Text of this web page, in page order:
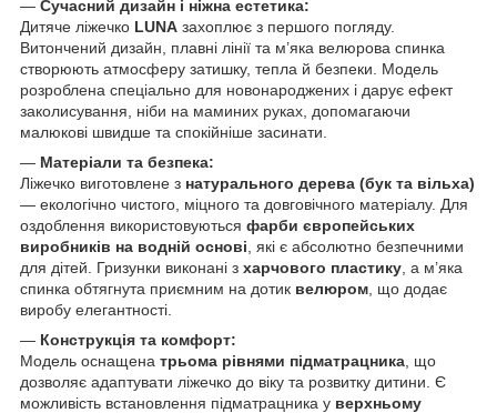
— Сучасний дизайн і ніжна естетика:
Дитяче ліжечко LUNA захоплює з першого погляду.
Витончений дизайн, плавні лінії та м’яка велюрова спинка
створюють атмосферу затишку, тепла й безпеки. Модель
розроблена спеціально для новонароджених і дарує ефект
заколисування, ніби на маминих руках, допомагаючи
малюкові швидше та спокійніше засинати.
— Матеріали та безпека:
Ліжечко виготовлене з натурального дерева (бук та вільха)
— екологічно чистого, міцного та довговічного матеріалу. Для
оздоблення використовуються фарби європейських
виробників на водній основі , які є абсолютно безпечними
для дітей. Гризунки виконані з харчового пластику , а м’яка
спинка обтягнута приємним на дотик велюром , що додає
виробу елегантності.
— Конструкція та комфорт:
Модель оснащена трьома рівнями підматрацника , що
дозволяє адаптувати ліжечко до віку та розвитку дитини. Є
можливість встановлення підматрацника у верхньому